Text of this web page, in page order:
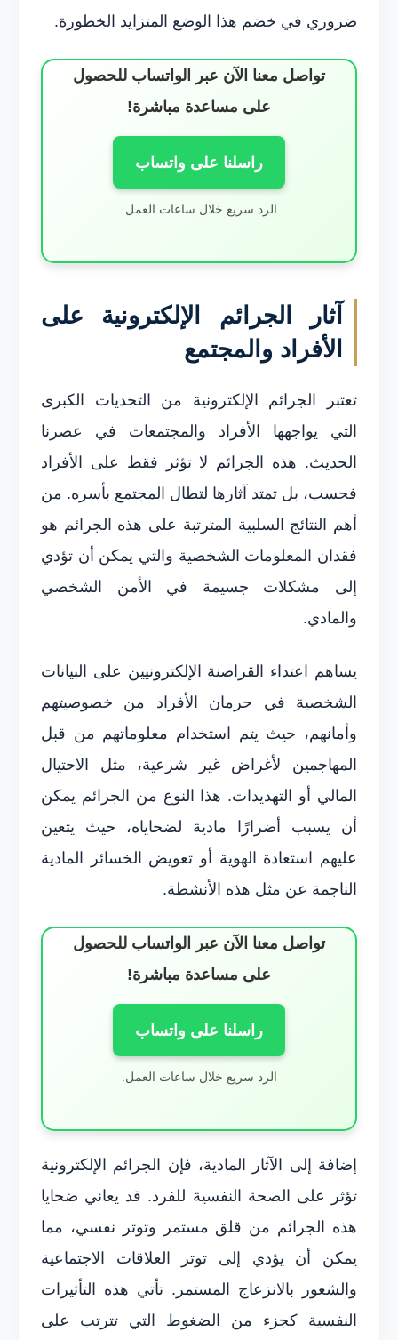
ضروري في خضم هذا الوضع المتزايد الخطورة.
تواصل معنا الآن عبر الواتساب للحصول
على مساعدة مباشرة!
راسلنا على واتساب
الرد سريع خلال ساعات العمل.
آثار الجرائم الإلكترونية على
الأفراد والمجتمع
تعتبر الجرائم الإلكترونية من التحديات الكبرى
التي يواجهها الأفراد والمجتمعات في عصرنا
الحديث. هذه الجرائم لا تؤثر فقط على الأفراد
فحسب، بل تمتد آثارها لتطال المجتمع بأسره. من
أهم النتائج السلبية المترتبة على هذه الجرائم هو
فقدان المعلومات الشخصية والتي يمكن أن تؤدي
إلى مشكلات جسيمة في الأمن الشخصي
والمادي.
يساهم اعتداء القراصنة الإلكترونيين على البيانات
الشخصية في حرمان الأفراد من خصوصيتهم
وأمانهم، حيث يتم استخدام معلوماتهم من قبل
المهاجمين لأغراض غير شرعية، مثل الاحتيال
المالي أو التهديدات. هذا النوع من الجرائم يمكن
أن يسبب أضرارًا مادية لضحاياه، حيث يتعين
عليهم استعادة الهوية أو تعويض الخسائر المادية
الناجمة عن مثل هذه الأنشطة.
تواصل معنا الآن عبر الواتساب للحصول
على مساعدة مباشرة!
راسلنا على واتساب
الرد سريع خلال ساعات العمل.
إضافة إلى الآثار المادية، فإن الجرائم الإلكترونية
تؤثر على الصحة النفسية للفرد. قد يعاني ضحايا
هذه الجرائم من قلق مستمر وتوتر نفسي، مما
يمكن أن يؤدي إلى توتر العلاقات الاجتماعية
والشعور بالانزعاج المستمر. تأتي هذه التأثيرات
النفسية كجزء من الضغوط التي تترتب على